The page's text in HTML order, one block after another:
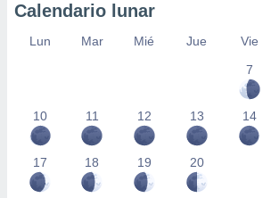
Calendario lunar
Lun Mar Mié Jue Vie
7
10 11 12 13 14
17 18 19 20